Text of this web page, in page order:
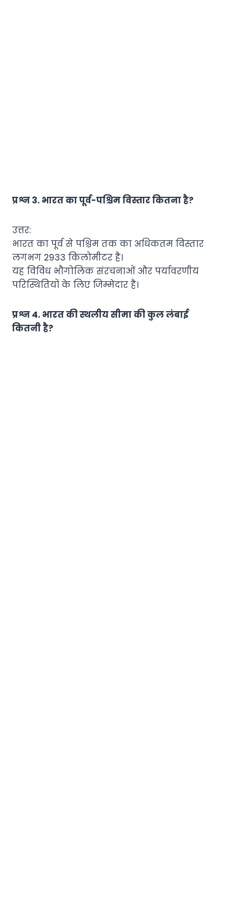
प्रश्न 3. भारत का पूर्व-पश्चिम विस्तार कितना है?
उत्तर:
भारत का पूर्व से पश्चिम तक का अधिकतम विस्तार
लगभग 2933 किलोमीटर है।
यह विविध भौगोलिक संरचनाओं और पर्यावरणीय
परिस्थितियों के लिए जिम्मेदार है।
प्रश्न 4. भारत की स्थलीय सीमा की कुल लंबाई
कितनी है?